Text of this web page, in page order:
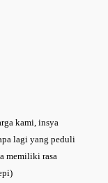
kami, insya
lagi yang peduli
memiliki rasa